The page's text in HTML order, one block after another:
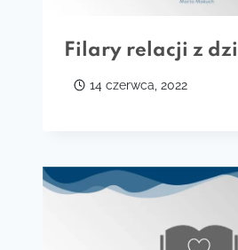
Filary relacji z
14 czerwca, 2022